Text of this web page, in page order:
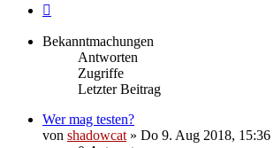
Bekanntmachungen
Antworten
Zugriffe
Letzter Beitrag
Wer mag testen?
von shadowcat » Do 9. Aug 2018, 15:36